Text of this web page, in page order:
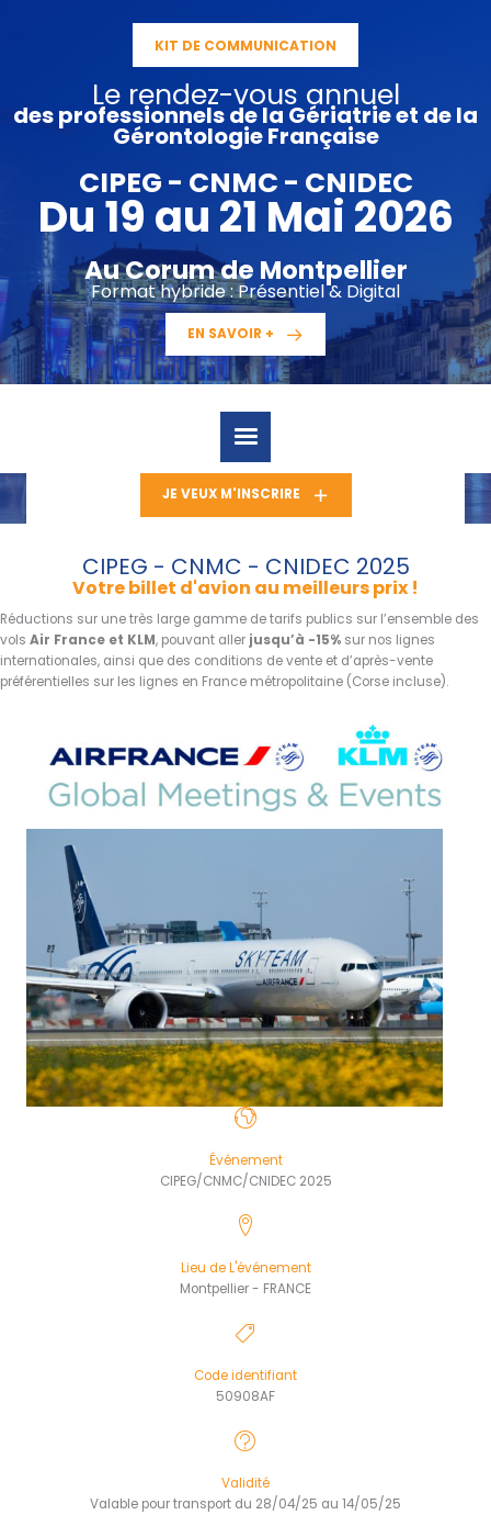
KIT DE COMMUNICATION
Le rendez-vous annuel
des professionnels de la Gériatrie et de la
Gérontologie Française
CIPEG - CNMC - CNIDEC
Du 19 au 21 Mai 2026
Au Corum de Montpellier
Format hybride : Présentiel & Digital
EN SAVOIR +
JE VEUX M'INSCRIRE
CIPEG - CNMC - CNIDEC 2025
Votre billet d'avion au meilleurs prix !
Réductions sur une très large gamme de tarifs publics sur l’ensemble des
vols Air France et KLM, pouvant aller jusqu’à -15% sur nos lignes
internationales, ainsi que des conditions de vente et d’après-vente
préférentielles sur les lignes en France métropolitaine (Corse incluse).
Événement
CIPEG/CNMC/CNIDEC 2025
Lieu de L'événement
Montpellier - FRANCE
Code identifiant
50908AF
Validité
Valable pour transport du 28/04/25 au 14/05/25